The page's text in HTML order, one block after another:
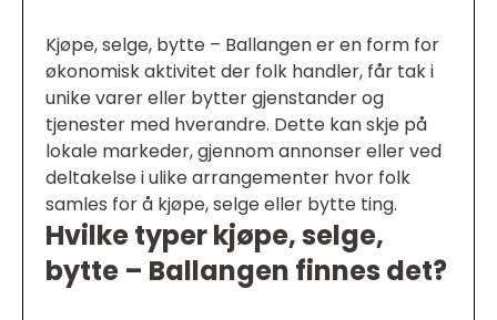
Kjøpe, selge, bytte – Ballangen er en form for
økonomisk aktivitet der folk handler, får tak i
unike varer eller bytter gjenstander og
tjenester med hverandre. Dette kan skje på
lokale markeder, gjennom annonser eller ved
deltakelse i ulike arrangementer hvor folk
samles for å kjøpe, selge eller bytte ting.
Hvilke typer kjøpe, selge,
bytte – Ballangen finnes det?